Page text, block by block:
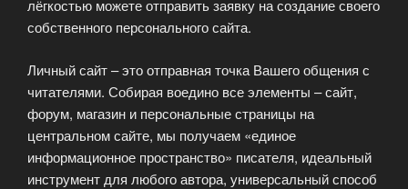
лёгкостью можете отправить заявку на создание своего
собственного персонального сайта.
Личный сайт – это отправная точка Вашего общения с
читателями. Собирая воедино все элементы – сайт,
форум, магазин и персональные страницы на
центральном сайте, мы получаем «единое
информационное пространство» писателя, идеальный
инструмент для любого автора, универсальный способ